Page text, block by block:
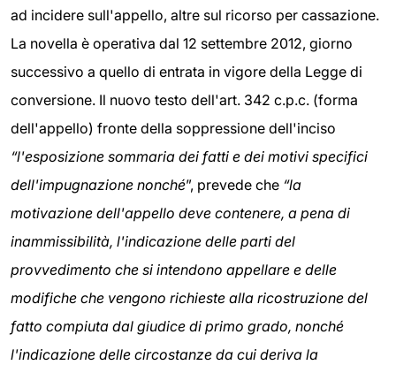
ad incidere sull'appello, altre sul ricorso per cassazione.
La novella è operativa dal 12 settembre 2012, giorno
successivo a quello di entrata in vigore della Legge di
conversione. Il nuovo testo dell'art. 342 c.p.c. (forma
dell'appello) fronte della soppressione dell'inciso
“l'esposizione sommaria dei fatti e dei motivi specifici
dell'impugnazione nonché”, prevede che “la
motivazione dell'appello deve contenere, a pena di
inammissibilità, l'indicazione delle parti del
provvedimento che si intendono appellare e delle
modifiche che vengono richieste alla ricostruzione del
fatto compiuta dal giudice di primo grado, nonché
l'indicazione delle circostanze da cui deriva la